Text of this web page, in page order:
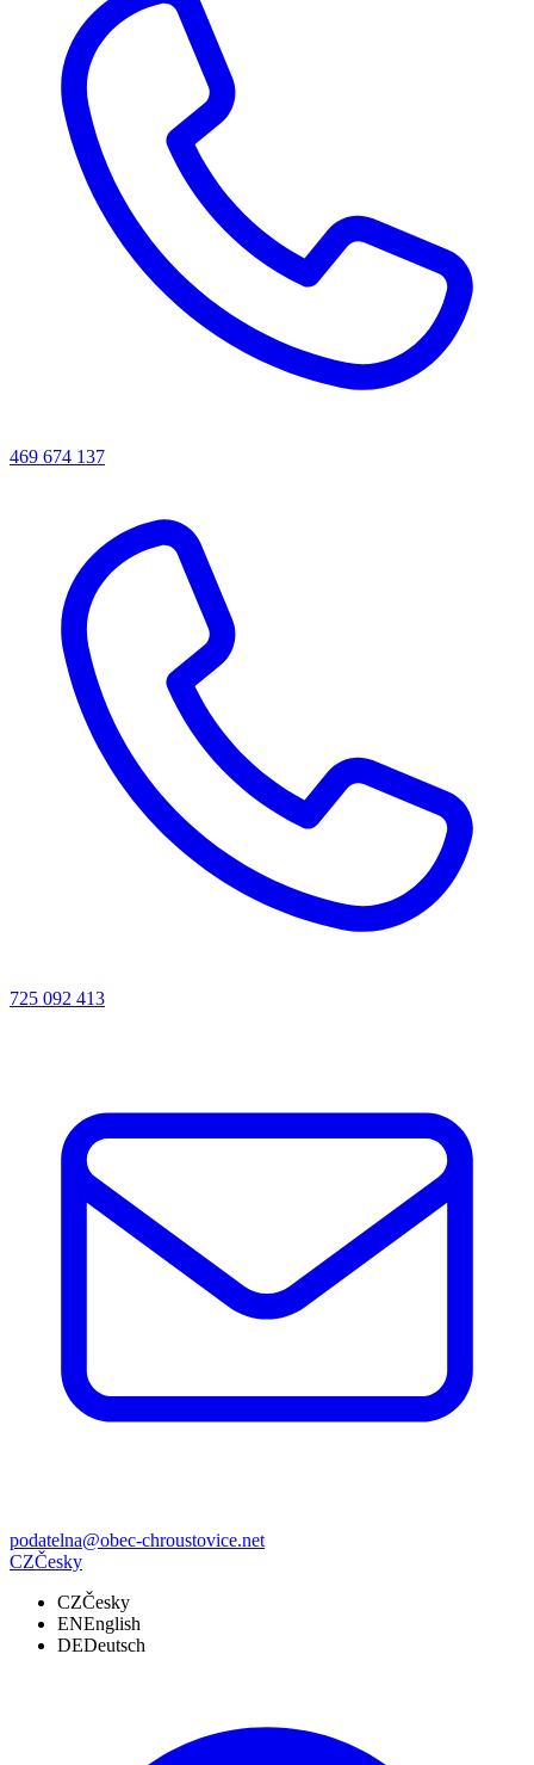
469 674 137
725 092 413
podatelna@obec-chroustovice.net
CZČesky
CZČesky
ENEnglish
DEDeutsch